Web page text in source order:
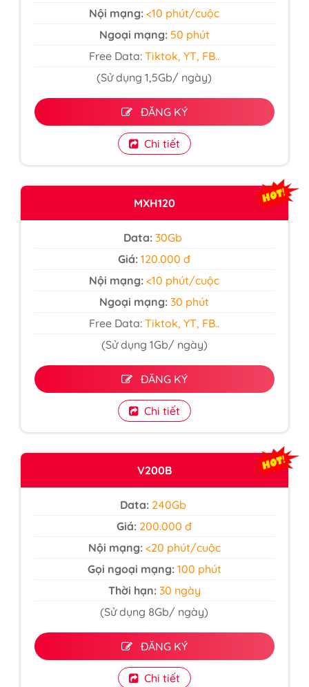
Nội mạng:<10 phút/cuộc
Ngoại mạng:50 phút
Free Data:Tiktok, YT, FB..
(Sử dụng 1,5Gb/ ngày)
ĐĂNG KÝ
Chi tiết
MXH120
Data: 30Gb
Giá:120.000 đ
Nội mạng:<10 phút/cuộc
Ngoại mạng: 30 phút
Free Data:Tiktok, YT, FB..
(Sử dụng 1Gb/ ngày)
ĐĂNG KÝ
Chi tiết
V200B
Data: 240Gb
Giá: 200.000 đ
Nội mạng: <20 phút/cuộc
Gọi ngoại mạng:100 phút
Thời hạn:30 ngày
(Sử dụng 8Gb/ ngày)
ĐĂNG KÝ
Chi tiết